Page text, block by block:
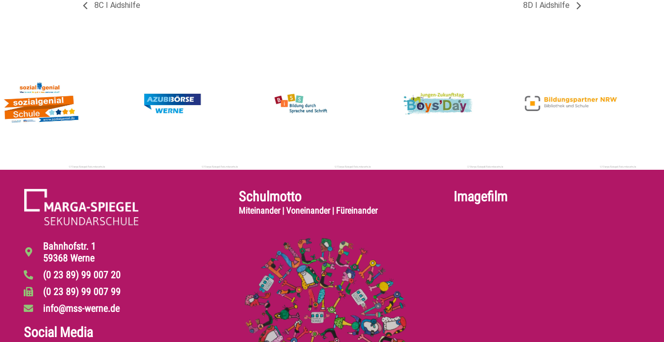
8C I Aidshilfe 8D I Aidshilfe
Bahnhofstr. 1
59368 Werne
(0 23 89) 99 007 20
(0 23 89) 99 007 99
info@mss-werne.de
Social Media
Schulmotto
Miteinander | Voneinander | Füreinander
Imagefilm